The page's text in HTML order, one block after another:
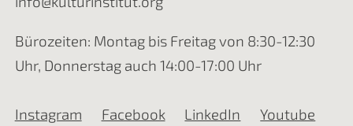
Bürozeiten: Montag bis Freitag von 8:30-12:30
Uhr, Donnerstag auch 14:00-17:00 Uhr
Instagram Facebook LinkedIn Youtube